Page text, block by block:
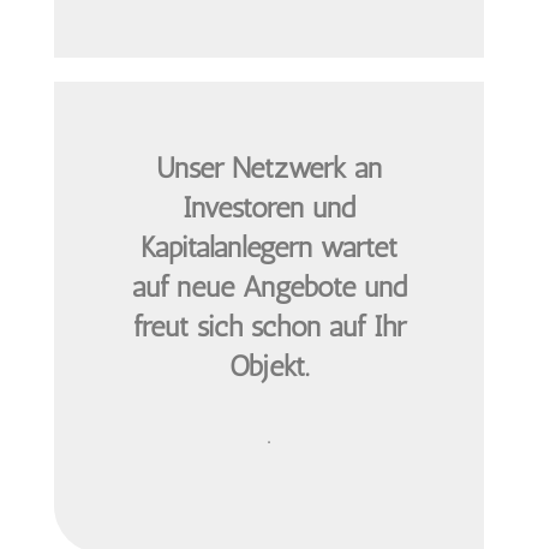
Unser Netzwerk an
Investoren und
Kapitalanlegern wartet
auf neue Angebote und
freut sich schon auf Ihr
Objekt.
.